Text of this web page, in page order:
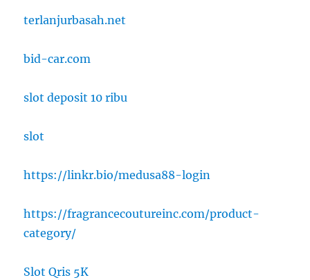
terlanjurbasah.net
bid-car.com
slot deposit 10 ribu
slot
https://linkr.bio/medusa88-login
https://fragrancecoutureinc.com/product-
category/
Slot Qris 5K